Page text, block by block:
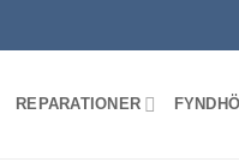
REPARATIONER